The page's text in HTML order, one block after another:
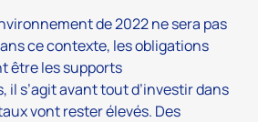
de 2022 ne sera pas
ce contexte, les obligations
être les supports
s’agit avant tout d’investir dans
vont rester élevés. Des